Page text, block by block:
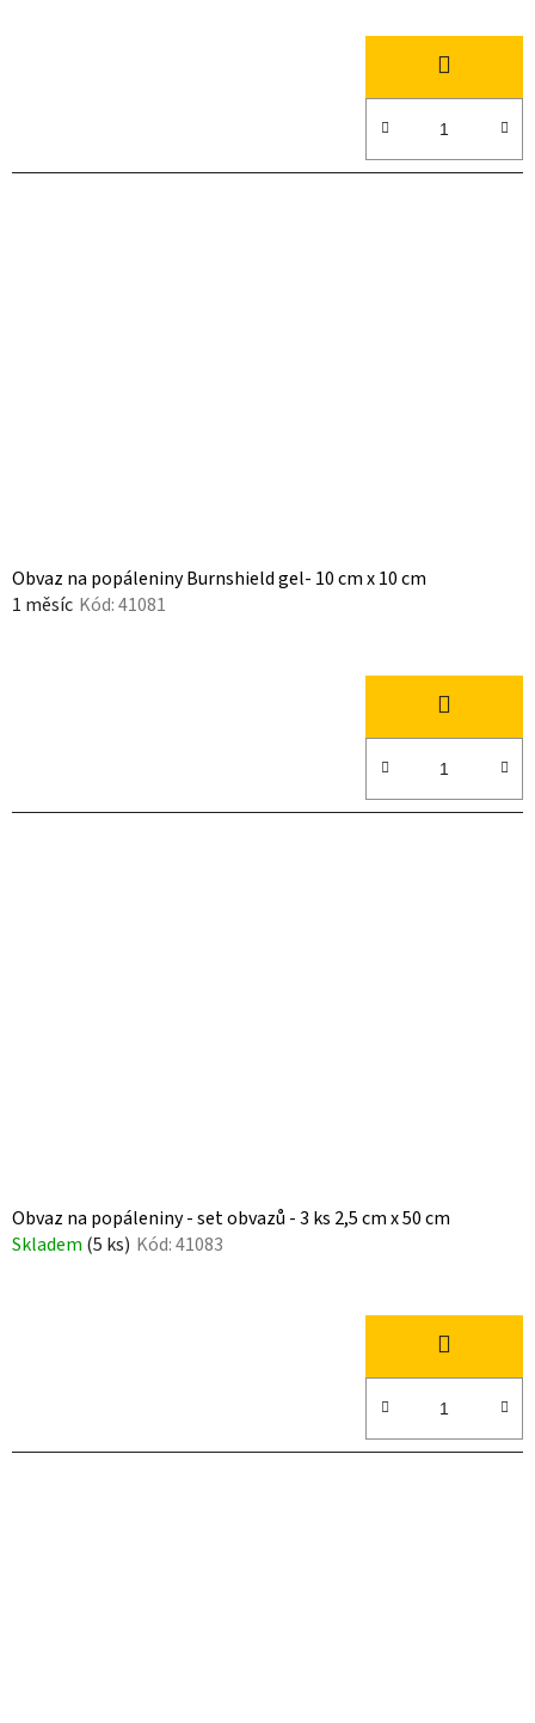
Obvaz na popáleniny Burnshield gel- 10 cm x 10 cm
1 měsíc Kód:41081
Obvaz na popáleniny - set obvazů - 3 ks 2,5 cm x 50 cm
Skladem (5 ks) Kód:41083